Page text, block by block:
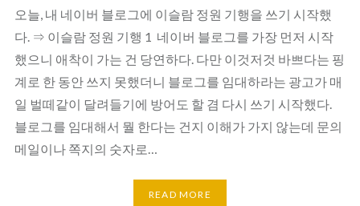
오늘, 내 네이버 블로그에 이슬람 정원 기행을 쓰기 시작했
다. ⇒ 이슬람 정원 기행 1 네이버 블로그를 가장 먼저 시작
했으니 애착이 가는 건 당연하다. 다만 이것저것 바쁘다는 핑
계로 한 동안 쓰지 못했더니 블로그를 임대하라는 광고가 매
일 벌떼같이 달려들기에 방어도 할 겸 다시 쓰기 시작했다.
블로그를 임대해서 뭘 한다는 건지 이해가 가지 않는데 문의
메일이나 쪽지의 숫자로…
READ MORE